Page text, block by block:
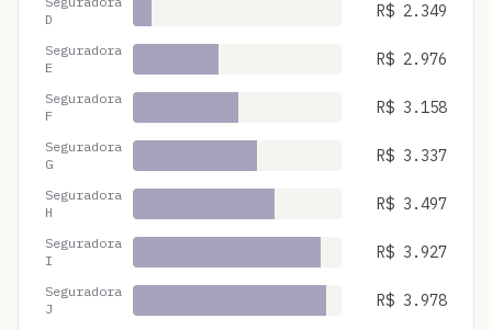
D
R$ 2.349
Seguradora
E
R$ 2.976
Seguradora
F
R$ 3.158
Seguradora
G
R$ 3.337
Seguradora
H
R$ 3.497
Seguradora
I
R$ 3.927
Seguradora
J
R$ 3.978